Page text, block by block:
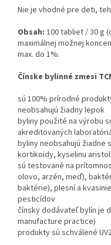
Nie je vhodné pre deti,
Obsah: 100 tabliet / 30 g
maximálnej možnej
max. do 1%.
Čínske bylinné zmesi
sú 100% prírodné
neobsahujú žiadny lepok
byliny použité na výrobu
akreditovaných
byliny neobsahujú
kortikoidy, kyselinu
sú testované na
olovo, arzén, meď),
baktérie), plesní a
pesticídov
čínsky dodávateľ bylín je
manufacture practice)
produkty sú schválené